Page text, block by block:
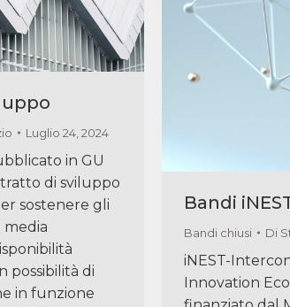
Luglio 24, 2024
in GU
di sviluppo
sostenere gli
possibilità di
in funzione
Bandi
Bandi chiusi Di
iNEST-
Innovation